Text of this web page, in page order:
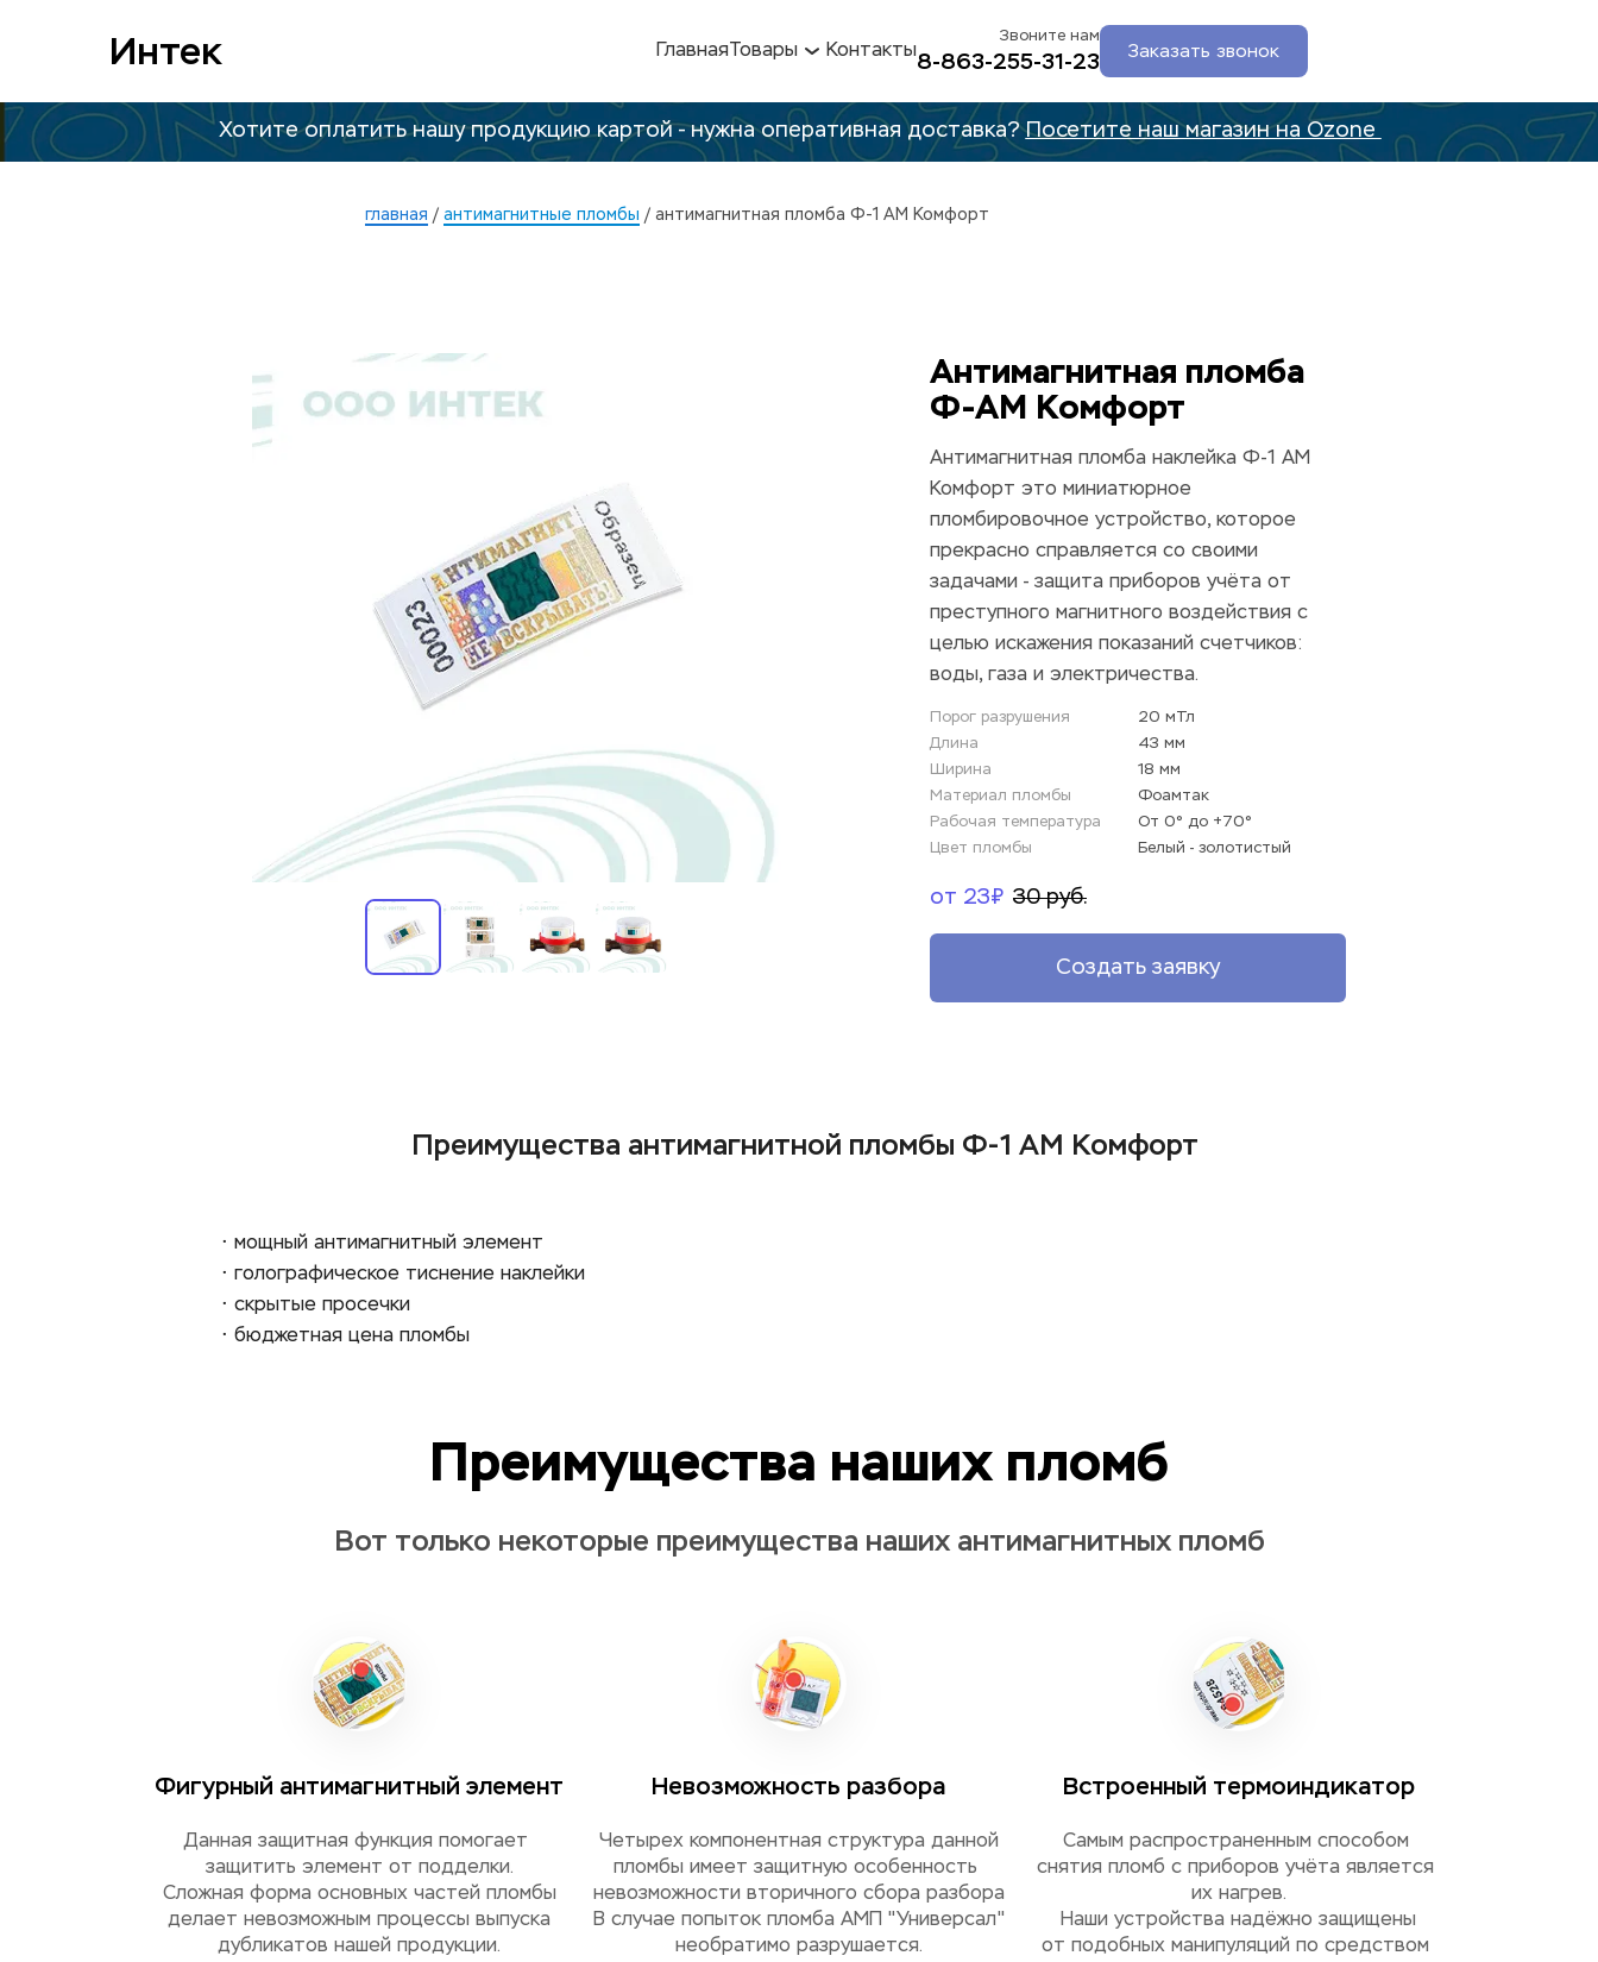
Интек Главная Товары Контакты
Звоните нам
8-863-255-31-23 Заказать звонок
Хотите оплатить нашу продукцию картой - нужна оперативная доставка? Посетите наш магазин на Ozone
главная / антимагнитные пломбы / антимагнитная пломба Ф-1 АМ Комфорт
Антимагнитная пломба
Ф-АМ Комфорт
Антимагнитная пломба наклейка Ф-1 АМ
Комфорт это миниатюрное
пломбировочное устройство, которое
прекрасно справляется со своими
задачами - защита приборов учёта от
преступного магнитного воздействия с
целью искажения показаний счетчиков:
воды, газа и электричества.
Порог разрушения
20 мТл
Длина
43 мм
Ширина
18 мм
Материал пломбы
Фоамтак
Рабочая температура
От 0° до +70°
Цвет пломбы
Белый - золотистый
от 23₽ 30 руб.
Создать заявку
Преимущества антимагнитной пломбы Ф-1 АМ Комфорт
• мощный антимагнитный элемент
• голографическое тиснение наклейки
• скрытые просечки
• бюджетная цена пломбы
Преимущества наших пломб
Вот только некоторые преимущества наших антимагнитных пломб
Фигурный антимагнитный элемент
Данная защитная функция помогает
защитить элемент от подделки.
Сложная форма основных частей пломбы
делает невозможным процессы выпуска
дубликатов нашей продукции.
Невозможность разбора
Четырех компонентная структура данной
пломбы имеет защитную особенность
невозможности вторичного сбора разбора
В случае попыток пломба АМП "Универсал"
необратимо разрушается.
Встроенный термоиндикатор
Самым распространенным способом
снятия пломб с приборов учёта является
их нагрев.
Наши устройства надёжно защищены
от подобных манипуляций по средством